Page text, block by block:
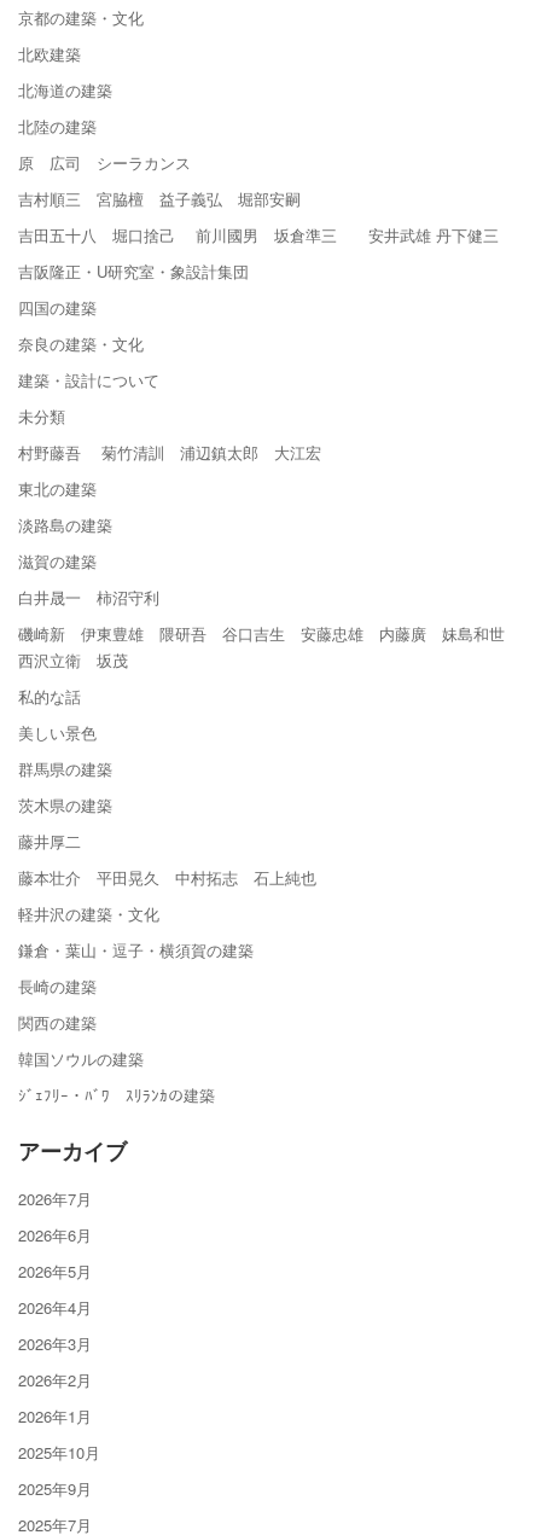
京都の建築・文化
北欧建築
北海道の建築
北陸の建築
原 広司 シーラカンス
吉村順三 宮脇檀 益子義弘 堀部安嗣
吉田五十八 堀口捨己 前川國男 坂倉準三 安井武雄 丹下健三
吉阪隆正・U研究室・象設計集団
四国の建築
奈良の建築・文化
建築・設計について
未分類
村野藤吾 菊竹清訓 浦辺鎮太郎 大江宏
東北の建築
淡路島の建築
滋賀の建築
白井晟一 柿沼守利
磯崎新 伊東豊雄 隈研吾 谷口吉生 安藤忠雄 内藤廣 妹島和世
西沢立衛 坂茂
私的な話
美しい景色
群馬県の建築
茨木県の建築
藤井厚二
藤本壮介 平田晃久 中村拓志 石上純也
軽井沢の建築・文化
鎌倉・葉山・逗子・横須賀の建築
長崎の建築
関西の建築
韓国ソウルの建築
ｼﾞｪﾌﾘｰ・ﾊﾞﾜ ｽﾘﾗﾝｶの建築
アーカイブ
2026年7月
2026年6月
2026年5月
2026年4月
2026年3月
2026年2月
2026年1月
2025年10月
2025年9月
2025年7月